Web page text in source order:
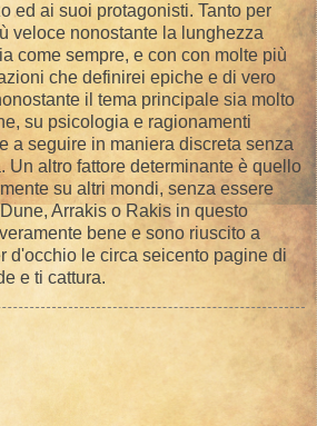
ed ai suoi protagonisti. Tanto per
veloce nonostante la lunghezza
come sempre, e con con molte più
che definirei epiche e di vero
il tema principale sia molto
su psicologia e ragionamenti
a seguire in maniera discreta senza
Un altro fattore determinante è quello
su altri mondi, senza essere
Arrakis o Rakis in questo
bene e sono riuscito a
d'occhio le circa seicento pagine di
e ti cattura.